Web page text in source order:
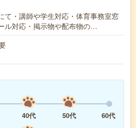
て・講師や学生対応・体育事務室窓
ル対応・掲示物や配布物の…
40代 50代
60代